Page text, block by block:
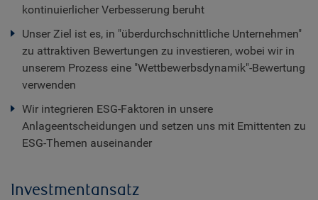
kontinuierlicher Verbesserung beruht
Unser Ziel ist es, in "überdurchschnittliche Unternehmen"
zu attraktiven Bewertungen zu investieren, wobei wir in
unserem Prozess eine "Wettbewerbsdynamik"-Bewertung
verwenden
Wir integrieren ESG-Faktoren in unsere
Anlageentscheidungen und setzen uns mit Emittenten zu
ESG-Themen auseinander
Investmentansatz